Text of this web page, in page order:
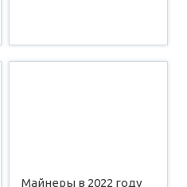
Майнеры в 2022 году